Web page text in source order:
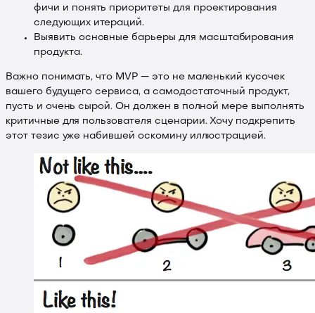
фичи и понять приоритеты для проектирования
следующих итераций.
Выявить основные барьеры для масштабирования
продукта.
Важно понимать, что MVP — это не маленький кусочек
вашего будущего сервиса, а самодостаточный продукт,
пусть и очень сырой. Он должен в полной мере выполнять
критичные для пользователя сценарии. Хочу подкрепить
этот тезис уже набившей оскомину иллюстрацией.